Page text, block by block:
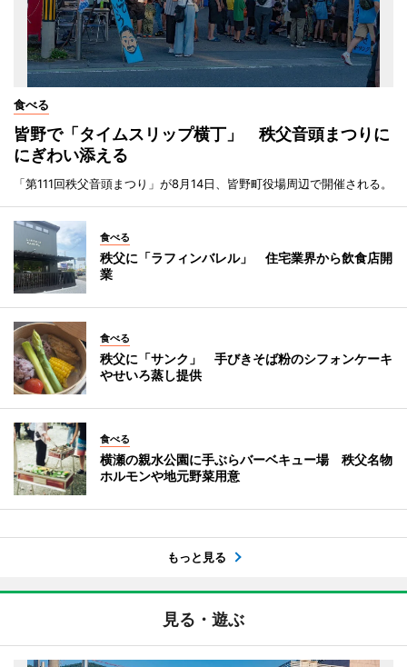
食べる
皆野で「タイムスリップ横丁」 秩父音頭まつりに
にぎわい添える
「第111回秩父音頭まつり」が8月14日、皆野町役場周辺で開催される。
食べる
秩父に「ラフィンバレル」 住宅業界から飲食店開
業
食べる
秩父に「サンク」 手びきそば粉のシフォンケーキ
やせいろ蒸し提供
食べる
横瀬の親水公園に手ぶらバーベキュー場 秩父名物
ホルモンや地元野菜用意
もっと見る
見る・遊ぶ